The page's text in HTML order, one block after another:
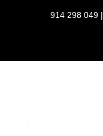
914 298 049 |